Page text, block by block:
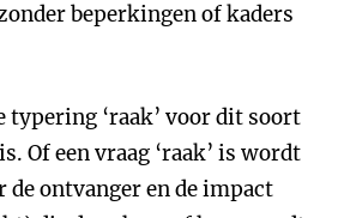
beperkingen of kaders
typering ‘raak’ voor dit soort
Of een vraag ‘raak’ is wordt
de ontvanger en de impact